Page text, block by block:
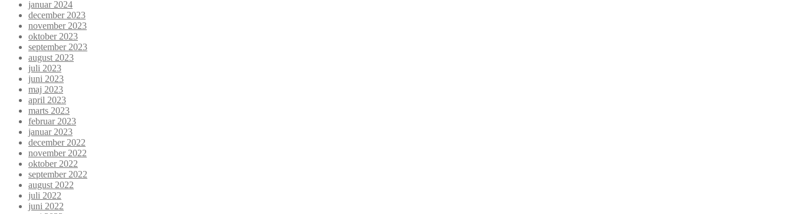
januar 2024
december 2023
november 2023
oktober 2023
september 2023
august 2023
juli 2023
juni 2023
maj 2023
april 2023
marts 2023
februar 2023
januar 2023
december 2022
november 2022
oktober 2022
september 2022
august 2022
juli 2022
juni 2022